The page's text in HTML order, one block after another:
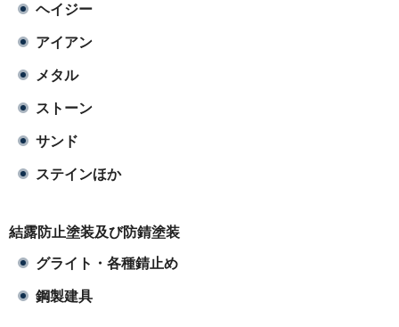
ヘイジー
アイアン
メタル
ストーン
サンド
ステインほか
結露防止塗装及び防錆塗装
グライト・各種錆止め
鋼製建具